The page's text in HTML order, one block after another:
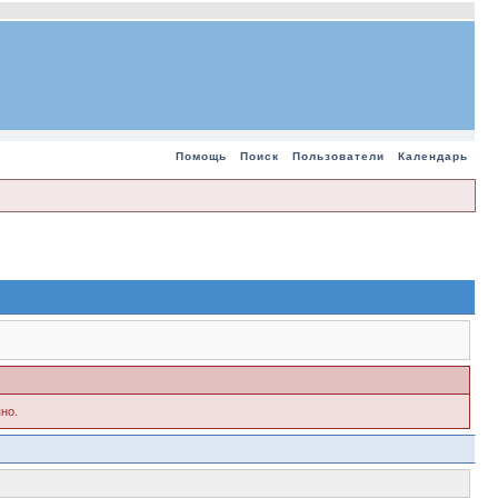
Помощь Поиск Пользователи Календарь